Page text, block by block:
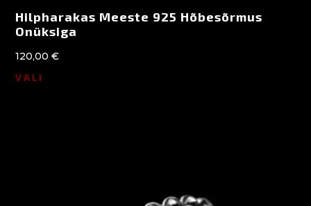
Hilpharakas Meeste 925 Hõbesõrmus
Onüksiga
120,00€
VALI